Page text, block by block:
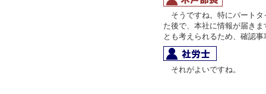
そうですね。特にパートタ
た後で、本社に情報が届き
とも考えられるため、確認
それがよいですね。